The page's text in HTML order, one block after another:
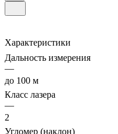
Характеристики
Дальность измерения
—
до 100 м
Класс лазера
—
2
Угломер (наклон)